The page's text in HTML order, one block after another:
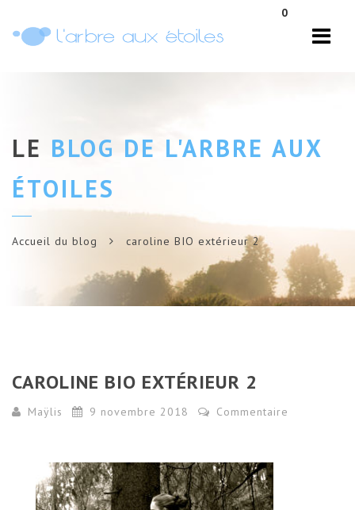
0
LE BLOG DE L'ARBRE AUX
ÉTOILES
Accueil du blog caroline BIO extérieur 2
CAROLINE BIO EXTÉRIEUR 2
Maÿlis 9 novembre 2018 Commentaire